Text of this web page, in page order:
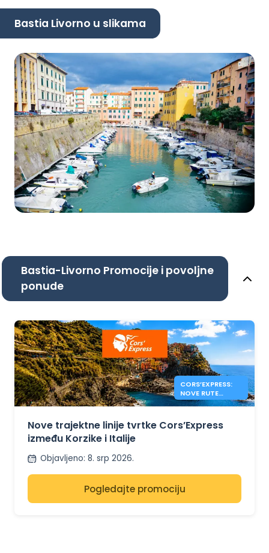
Bastia Livorno u slikama
Bastia-Livorno Promocije i povoljne
ponude
CORS’EXPRESS:
NOVE RUTE
KORZIKA –
Nove trajektne linije tvrtke Cors’Express
između Korzike i Italije
Objavljeno: 8. srp 2026.
Pogledajte promociju